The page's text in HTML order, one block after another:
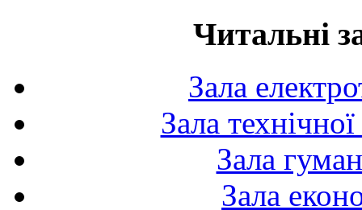
Читальні
Зала
Зала
Зала
Зала